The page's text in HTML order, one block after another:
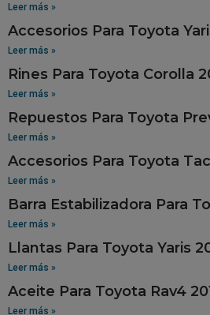
Leer más »
Accesorios Para Toyota
Leer más »
Rines Para Toyota Corolla
Leer más »
Repuestos Para Toyota
Leer más »
Accesorios Para Toyota
Leer más »
Barra Estabilizadora Para
Leer más »
Llantas Para Toyota Yaris
Leer más »
Aceite Para Toyota Rav4
Leer más »